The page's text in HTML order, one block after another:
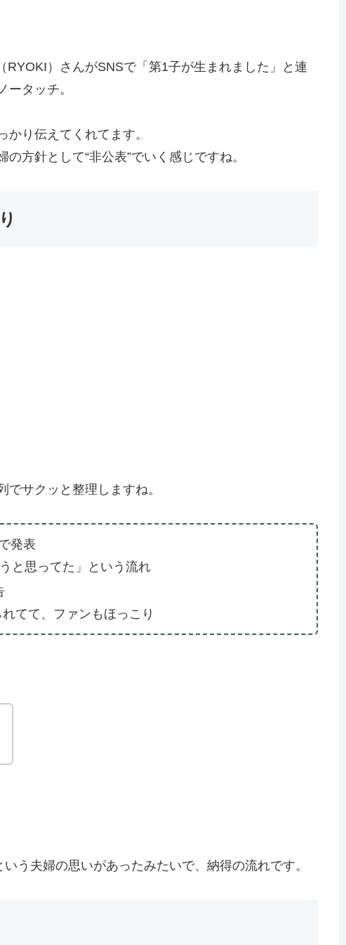
）さんがSNSで「第1子が生まれました」と連
タッチ。
り伝えてくれてます。
方針として“非公表”でいく感じですね。
サクッと整理しますね。
発表
と思ってた」という流れ
てて、ファンもほっこり
う夫婦の思いがあったみたいで、納得の流れです。